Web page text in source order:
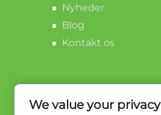
Nyheder
Blog
Kontakt os
We value your privacy